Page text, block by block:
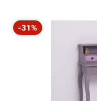
Rabatt
-31%